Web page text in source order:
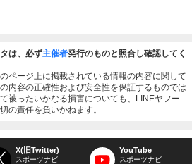
は、必ず主催者発行のものと照合し確認してく
ページ上に掲載されている情報の内容に関して
内容の正確性および安全性を保証するものでは
被ったいかなる損害についても、LINEヤフー
の責任を負いかねます。
X(旧Twitter)
スポーツナビ
YouTube
スポーツナビ